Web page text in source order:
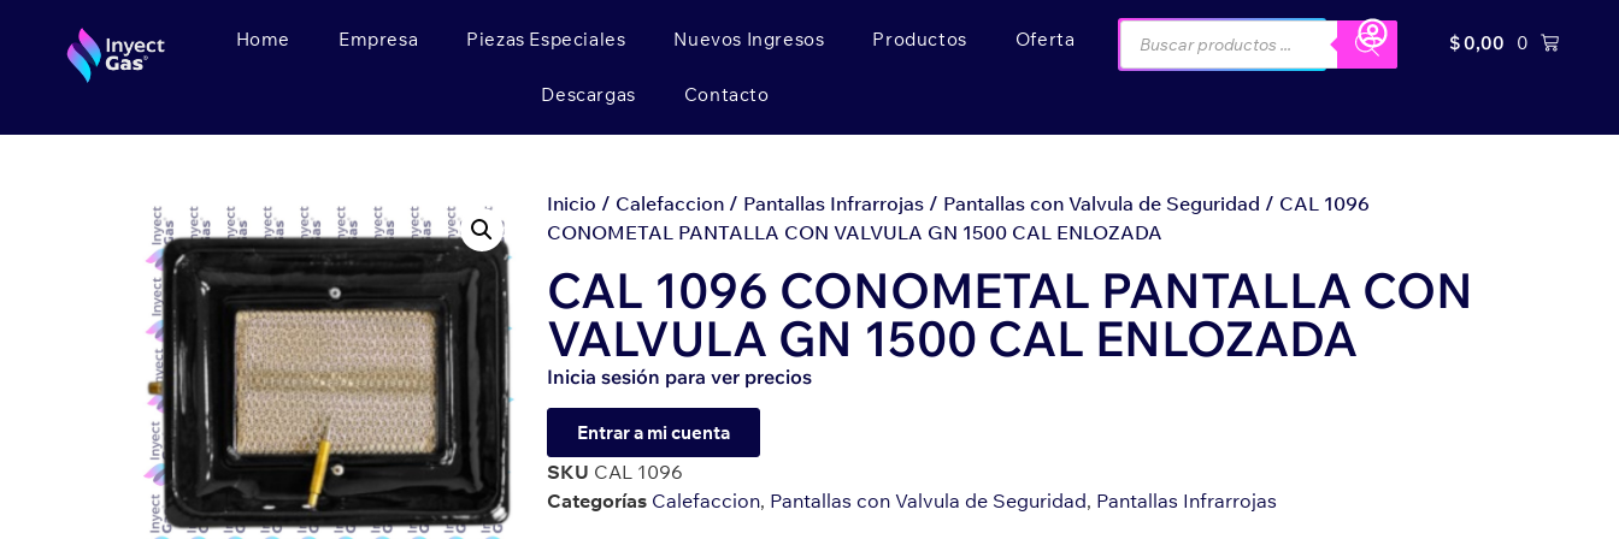
Home Empresa Piezas Especiales Nuevos Ingresos Productos Oferta
Descargas Contacto
$0,00 0
Inicio / Calefaccion / Pantallas Infrarrojas / Pantallas con Valvula de Seguridad / CAL 1096
CONOMETAL PANTALLA CON VALVULA GN 1500 CAL ENLOZADA
CAL 1096 CONOMETAL PANTALLA CON
VALVULA GN 1500 CAL ENLOZADA
Inicia sesión para ver precios
Entrar a mi cuenta
SKU CAL 1096
Categorías Calefaccion, Pantallas con Valvula de Seguridad, Pantallas Infrarrojas